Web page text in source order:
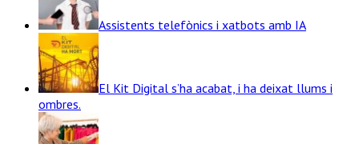
Assistents telefònics i xatbots amb IA
El Kit Digital s’ha acabat, i ha deixat llums i
ombres.